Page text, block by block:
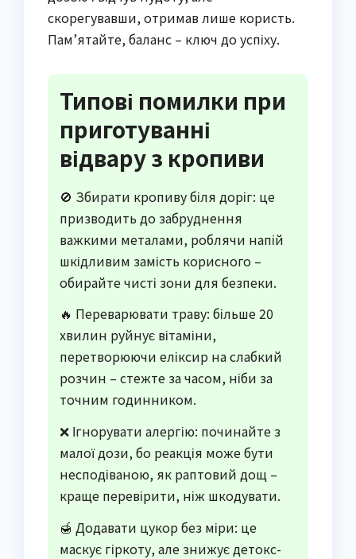
скорегувавши, отримав лише користь.
Пам’ятайте, баланс – ключ до успіху.
Типові помилки при
приготуванні
відвару з кропиви
🚫 Збирати кропиву біля доріг: це
призводить до забруднення
важкими металами, роблячи напій
шкідливим замість корисного –
обирайте чисті зони для безпеки.
🔥 Переварювати траву: більше 20
хвилин руйнує вітаміни,
перетворюючи еліксир на слабкий
розчин – стежте за часом, ніби за
точним годинником.
❌ Ігнорувати алергію: починайте з
малої дози, бо реакція може бути
несподіваною, як раптовий дощ –
краще перевірити, ніж шкодувати.
🍯 Додавати цукор без міри: це
маскує гіркоту, але знижує детокс-